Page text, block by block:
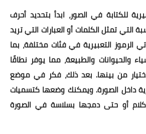
للكتابة في الصور، ابدأ بتحديد أحرف
التي تمثل الكلمات أو العبارات التي تريد
الرموز التعبيرية في فئات مختلفة، بما
والحيوانات والطبيعة، مما يوفر نطاقًا
من بينها. بعد ذلك، فكر في موضع
داخل الصورة. ويمكنك وضعها كتسميات
أو حتى دمجها بسلاسة في الصورة